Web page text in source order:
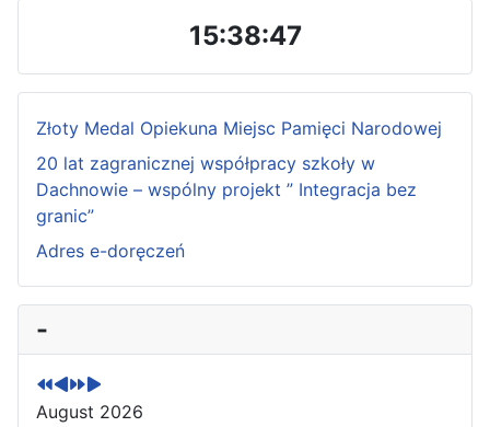
15:38:47
Złoty Medal Opiekuna Miejsc Pamięci Narodowej
20 lat zagranicznej współpracy szkoły w
Dachnowie – wspólny projekt ” Integracja bez
granic”
Adres e-doręczeń
-
P
r
e
v
i
P
e
v
i
N
x
t
Y
N
x
t
M
August 2026